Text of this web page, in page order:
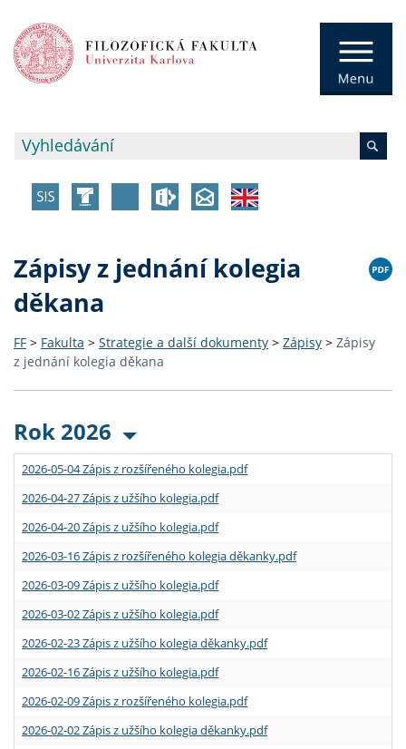
Zápisy z jednání kolegia
děkana
FF > Fakulta > Strategie a další dokumenty > Zápisy > Zápisy
z jednání kolegia děkana
Rok 2026
2026-05-04 Zápis z rozšířeného kolegia.pdf
2026-04-27 Zápis z užšího kolegia.pdf
2026-04-20 Zápis z užšího kolegia.pdf
2026-03-16 Zápis z rozšířeného kolegia děkanky.pdf
2026-03-09 Zápis z užšího kolegia.pdf
2026-03-02 Zápis z užšího kolegia.pdf
2026-02-23 Zápis z užšího kolegia děkanky.pdf
2026-02-16 Zápis z užšího kolegia.pdf
2026-02-09 Zápis z rozšířeného kolegia.pdf
2026-02-02 Zápis z užšího kolegia děkanky.pdf